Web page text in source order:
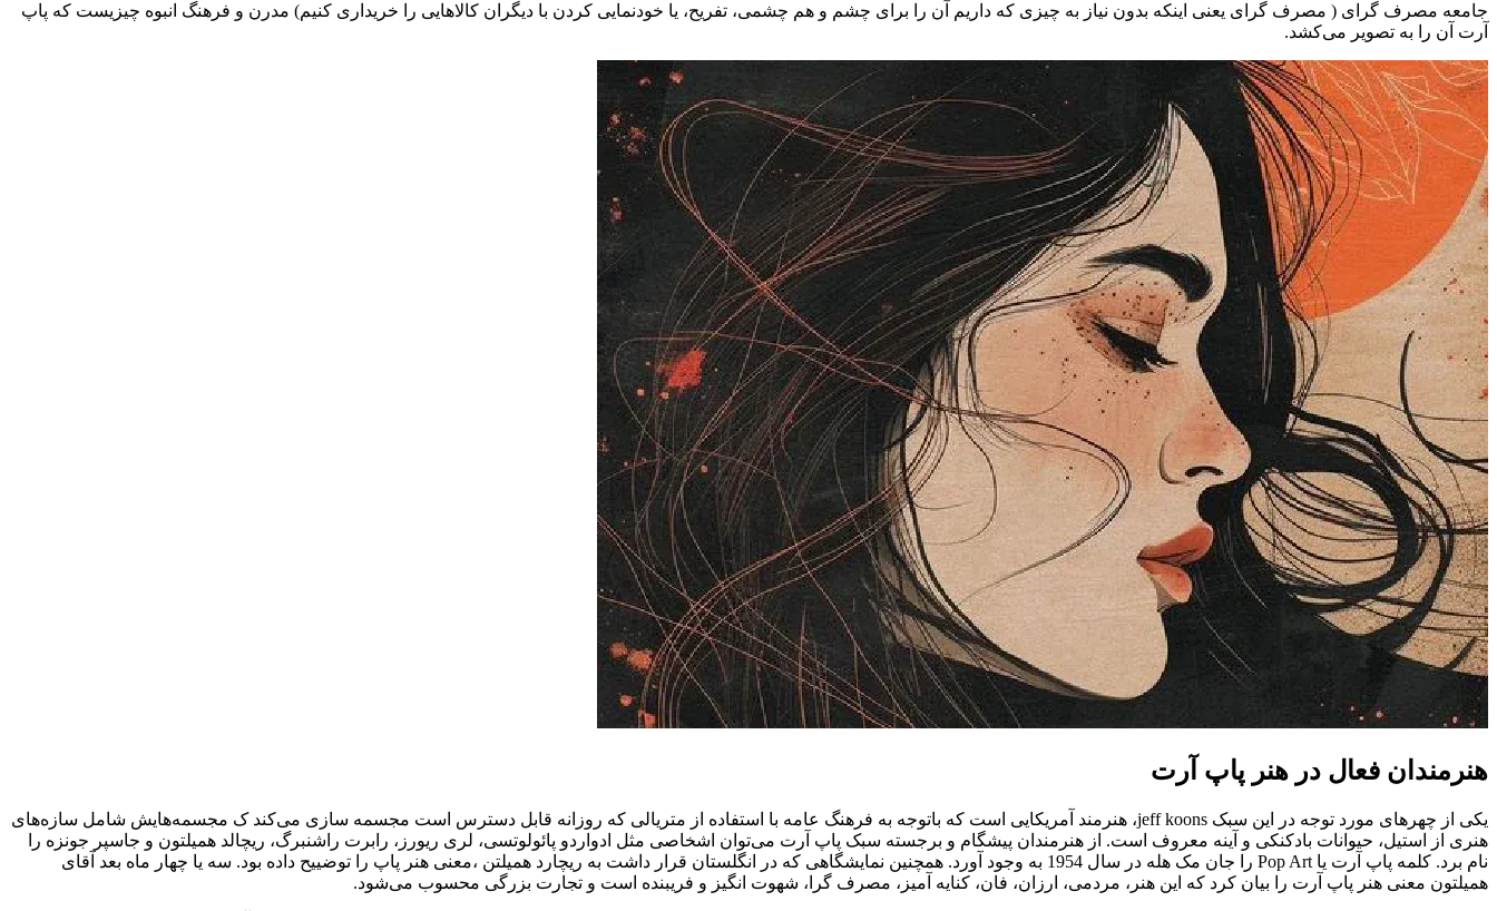
جامعه مصرف گرای ( مصرف گرای یعنی اینکه بدون نیاز به چیزی که داریم آن را برای چشم و هم چشمی، تفریح، یا خودنمایی کردن با دیگران کالا‌هایی را خریداری کنیم) مدرن و فرهنگ انبوه چیزیست که پاپ
آرت آن را به تصویر می‌کشد.
هنرمندان فعال در هنر پاپ آرت
یکی از چهر‌های مورد توجه در این سبک jeff koons، هنرمند آمریکایی است که باتوجه به فرهنگ عامه با استفاده از متریالی که روزانه قابل دسترس است مجسمه سازی می‌کند ک مجسمه‌هایش شامل سازه‌های
هنری از استیل، حیوانات بادکنکی و آینه معروف است. از هنرمندان پیشگام و برجسته سبک پاپ آرت می‌توان اشخاصی مثل ادواردو پائولوتسی، لری ریورز، رابرت راشنبرگ، ریچالد همیلتون و جاسپر جونزه را
نام برد. کلمه پاپ آرت یا Pop Art را جان مک هله در سال 1954 به وجود آورد. همچنین نمایشگاهی که در انگلستان قرار داشت به ریچارد همیلتن ،معنی هنر پاپ را توضییح داده بود. سه یا چهار ماه بعد آقای
همیلتون معنی هنر پاپ آرت را بیان کرد که این هنر، مردمی، ارزان، فان، کنایه آمیز، مصرف گرا، شهوت انگیز و فریبنده است و تجارت بزرگی محسوب می‌شود.